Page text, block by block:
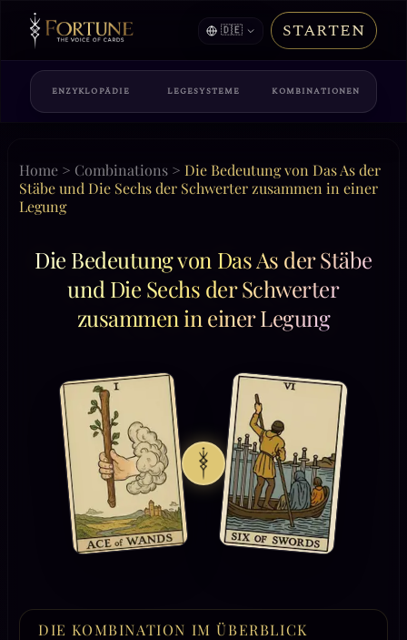
🇩🇪 STARTEN
ENZYKLOPÄDIE LEGESYSTEME KOMBINATIONEN
Home > Combinations > Die Bedeutung von Das As der
Stäbe und Die Sechs der Schwerter zusammen in einer
Legung
Die Bedeutung von Das As der Stäbe
und Die Sechs der Schwerter
zusammen in einer Legung
DIE KOMBINATION IM ÜBERBLICK